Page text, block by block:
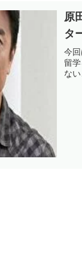
原
タ
今
留
な